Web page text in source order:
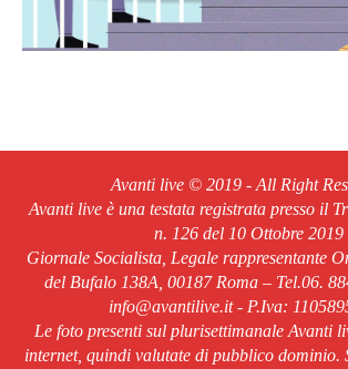
Avanti live © 2019 - All Right
Avanti live è una testata registrata presso il
n. 126 del 10 Ottobre 2019
Giornale Socialista, Legale rappresentante
del Bufalo 138A, 00187 Roma – Tel.06.
info@avantilive.it - P.Iva:
Le foto presenti sul plurisettimanale Avanti
internet, quindi valutate di pubblico dominio.